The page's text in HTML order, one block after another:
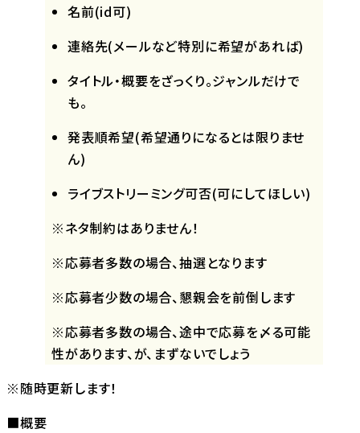
名前(id可)
連絡先(メールなど特別に希望があれば)
タイトル・概要をざっくり。ジャンルだけで
も。
発表順希望(希望通りになるとは限りませ
ん)
ライブストリーミング可否(可にしてほしい)
※ネタ制約はありません！
※応募者多数の場合、抽選となります
※応募者少数の場合、懇親会を前倒します
※応募者多数の場合、途中で応募を〆る可能
性があります、が、まずないでしょう
※随時更新します！
■概要